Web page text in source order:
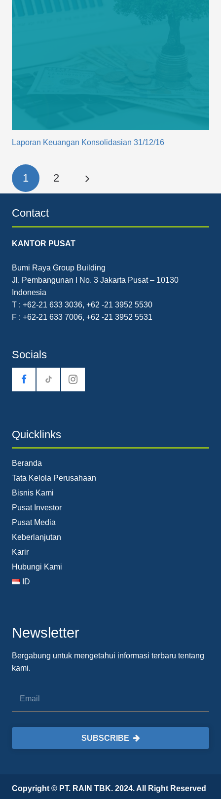
Laporan Keuangan Konsolidasian 31/12/16
1 2
Contact
KANTOR PUSAT
Bumi Raya Group Building
Jl. Pembangunan I No. 3 Jakarta Pusat – 10130
Indonesia
T : +62-21 633 3036, +62 -21 3952 5530
F : +62-21 633 7006, +62 -21 3952 5531
Socials
tiktok
Quicklinks
Beranda
Tata Kelola Perusahaan
Bisnis Kami
Pusat Investor
Pusat Media
Keberlanjutan
Karir
Hubungi Kami
ID
Newsletter
Bergabung untuk mengetahui informasi terbaru tentang
kami.
SUBSCRIBE
Copyright © PT. RAIN TBK. 2024. All Right Reserved